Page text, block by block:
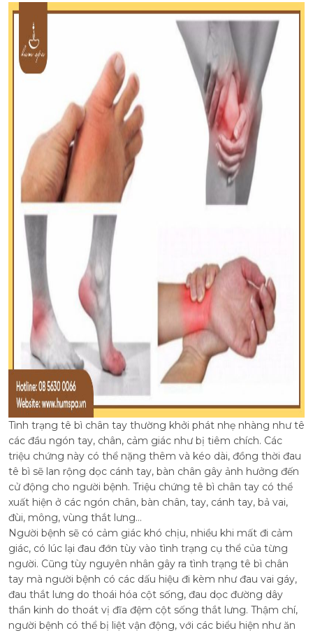
Tình trạng tê bì chân tay thường khởi phát nhẹ nhàng như tê
các đầu ngón tay, chân, cảm giác như bị tiêm chích. Các
triệu chứng này có thể nặng thêm và kéo dài, đồng thời đau
tê bì sẽ lan rộng dọc cánh tay, bàn chân gây ảnh hưởng đến
cử động cho người bệnh. Triệu chứng tê bì chân tay có thể
xuất hiện ở các ngón chân, bàn chân, tay, cánh tay, bả vai,
đùi, mông, vùng thắt lưng...
Người bệnh sẽ có cảm giác khó chịu, nhiều khi mất đi cảm
giác, có lúc lại đau đớn tùy vào tình trạng cụ thể của từng
người. Cũng tùy nguyên nhân gây ra tình trạng tê bì chân
tay mà người bệnh có các dấu hiệu đi kèm như đau vai gáy,
đau thắt lưng do thoái hóa cột sống, đau dọc đường dây
thần kinh do thoát vị đĩa đệm cột sống thắt lưng. Thậm chí,
người bệnh có thể bị liệt vận động, với các biểu hiện như ăn